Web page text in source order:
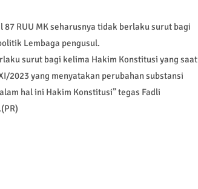
RUU MK seharusnya tidak berlaku surut bagi
Lembaga pengusul.
surut bagi kelima Hakim Konstitusi yang saat
2023 yang menyatakan perubahan substansi
hal ini Hakim Konstitusi” tegas Fadli